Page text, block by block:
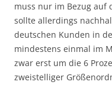
muss nur im Bezug auf
sollte allerdings
deutschen Kunden in
mindestens einmal im
zwar erst um die 6
zweistelliger